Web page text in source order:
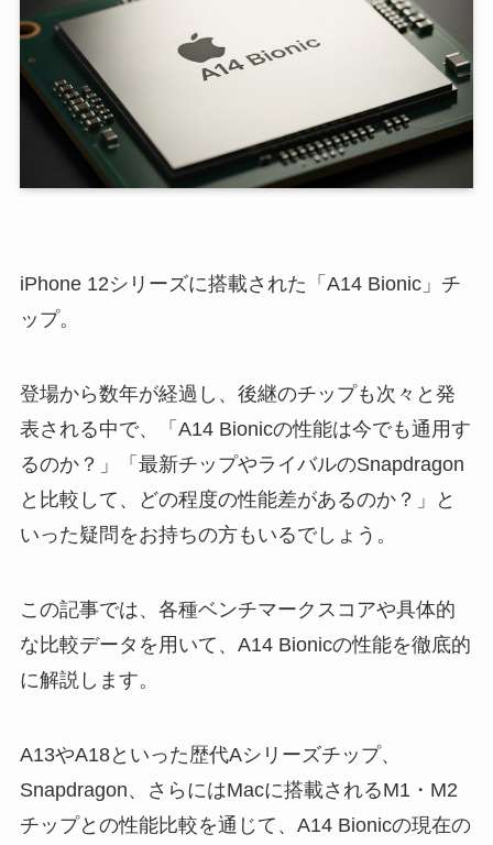
iPhone 12シリーズに搭載された「A14 Bionic」チ
ップ。
登場から数年が経過し、後継のチップも次々と発
表される中で、「A14 Bionicの性能は今でも通用す
るのか？」「最新チップやライバルのSnapdragon
と比較して、どの程度の性能差があるのか？」と
いった疑問をお持ちの方もいるでしょう。
この記事では、各種ベンチマークスコアや具体的
な比較データを用いて、A14 Bionicの性能を徹底的
に解説します。
A13やA18といった歴代Aシリーズチップ、
Snapdragon、さらにはMacに搭載されるM1・M2
チップとの性能比較を通じて、A14 Bionicの現在の